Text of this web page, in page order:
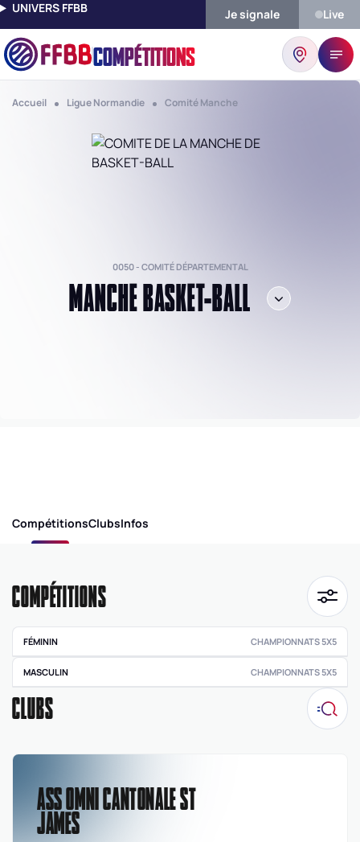
UNIVERS FFBB Je signale Live
COMPÉTITIONS
Accueil Ligue Normandie Comité Manche
0050 - COMITÉ DÉPARTEMENTAL
MANCHE BASKET-BALL
CompétitionsClubsInfos
COMPÉTITIONS
FÉMININ CHAMPIONNATS 5X5
féminine
MASCULIN CHAMPIONNATS 5X5
masculine seniors -
CLUBS
ASS OMNI CANTONALE ST
JAMES